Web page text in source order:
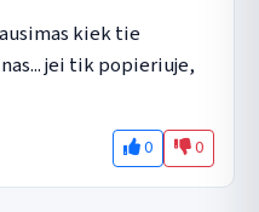
kiek tie
jei tik popieriuje,
0 0